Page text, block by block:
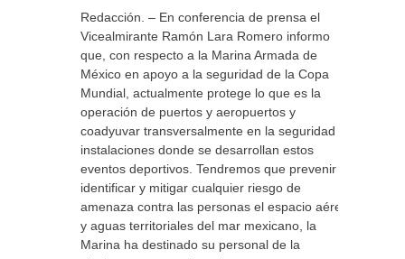
Redacción. – En conferencia de prensa el
Vicealmirante Ramón Lara Romero informo
que, con respecto a la Marina Armada de
México en apoyo a la seguridad de la Copa
Mundial, actualmente protege lo que es la
operación de puertos y aeropuertos y
coadyuvar transversalmente en la seguridad e
instalaciones donde se desarrollan estos
eventos deportivos. Tendremos que prevenir
identificar y mitigar cualquier riesgo de
amenaza contra las personas el espacio aéreo
y aguas territoriales del mar mexicano, la
Marina ha destinado su personal de la